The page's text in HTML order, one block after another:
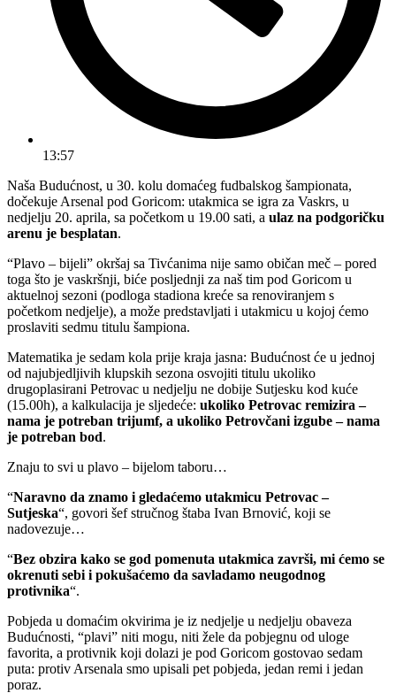
13:57
Naša Budućnost, u 30. kolu domaćeg fudbalskog šampionata,
dočekuje Arsenal pod Goricom: utakmica se igra za Vaskrs, u
nedjelju 20. aprila, sa početkom u 19.00 sati, a ulaz na podgoričku
arenu je besplatan.
“Plavo – bijeli” okršaj sa Tivćanima nije samo običan meč – pored
toga što je vaskršnji, biće posljednji za naš tim pod Goricom u
aktuelnoj sezoni (podloga stadiona kreće sa renoviranjem s
početkom nedjelje), a može predstavljati i utakmicu u kojoj ćemo
proslaviti sedmu titulu šampiona.
Matematika je sedam kola prije kraja jasna: Budućnost će u jednoj
od najubjedljivih klupskih sezona osvojiti titulu ukoliko
drugoplasirani Petrovac u nedjelju ne dobije Sutjesku kod kuće
(15.00h), a kalkulacija je sljedeće: ukoliko Petrovac remizira –
nama je potreban trijumf, a ukoliko Petrovčani izgube – nama
je potreban bod.
Znaju to svi u plavo – bijelom taboru…
“Naravno da znamo i gledaćemo utakmicu Petrovac –
Sutjeska“, govori šef stručnog štaba Ivan Brnović, koji se
nadovezuje…
“Bez obzira kako se god pomenuta utakmica završi, mi ćemo se
okrenuti sebi i pokušaćemo da savladamo neugodnog
protivnika“.
Pobjeda u domaćim okvirima je iz nedjelje u nedjelju obaveza
Budućnosti, “plavi” niti mogu, niti žele da pobjegnu od uloge
favorita, a protivnik koji dolazi je pod Goricom gostovao sedam
puta: protiv Arsenala smo upisali pet pobjeda, jedan remi i jedan
poraz.